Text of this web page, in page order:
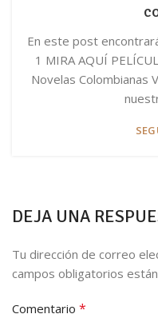
En este post
1 MIRA AQUÍ
Novelas Colombianas
DEJA UNA
Tu dirección de correo
campos obligatorios
Comentario *